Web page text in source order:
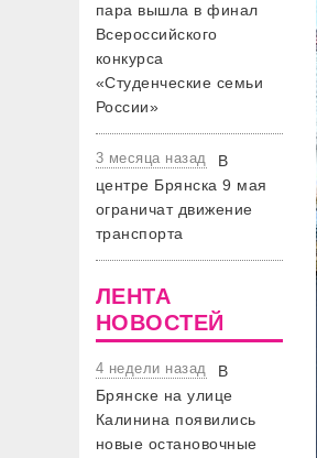
пара вышла в финал
Всероссийского
конкурса
«Студенческие семьи
России»
3 месяца назад
В
центре Брянска 9 мая
ограничат движение
транспорта
ЛЕНТА
НОВОСТЕЙ
4 недели назад
В
Брянске на улице
Калинина появились
новые остановочные